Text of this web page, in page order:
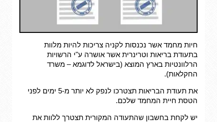
חיות מחמד אשר נכנסות לקניה צריכות להיות מלוות
בתעודת בריאות וטרינרית אשר אושרה ע"י הרשויות
הרלוונטיות בארץ המוצא (בישראל לדוגמא – משרד
החקלאות).
את תעודת הבריאות תצטרכו לנפק לא יותר מ-5 ימים לפני
הטסת חיית המחמד שלכם.
יש לקחת בחשבון שהתעודה המקורית תצטרך ללוות את